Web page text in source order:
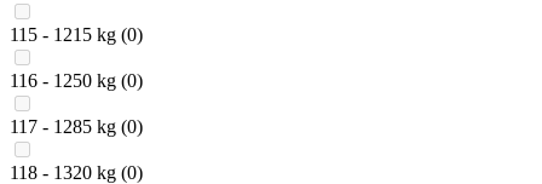
115 - 1215 kg (0)
116 - 1250 kg (0)
117 - 1285 kg (0)
118 - 1320 kg (0)